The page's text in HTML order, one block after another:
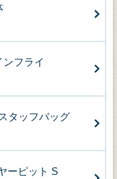
ンフライ
タッフバッグ
ーピット S